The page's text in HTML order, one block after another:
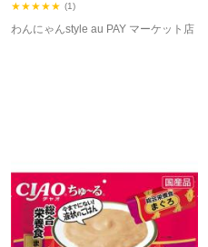
★★★★★ (1)
わんにゃんstyle au PAY マーケット店